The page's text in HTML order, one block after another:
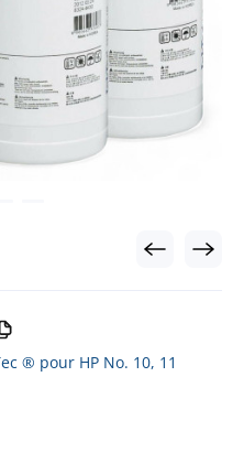
® pour HP No. 10, 11